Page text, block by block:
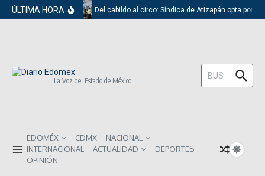
Saltar al contenido
ÚLTIMA HORA Del cabildo al circo: Síndica de Atizapán opta por
La Voz del Estado de México
Buscar:
EDOMÉX CDMX
NACIONAL
INTERNACIONAL
ACTUALIDAD
DEPORTES
OPINIÓN